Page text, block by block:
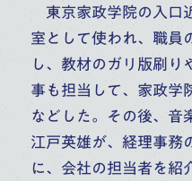
東京家政学院の入口
室として使われ、職員
し、教材のガリ版刷り
事も担当して、家政学
などした。その後、音
江戸英雄が、経理事務
に、会社の担当者を紹